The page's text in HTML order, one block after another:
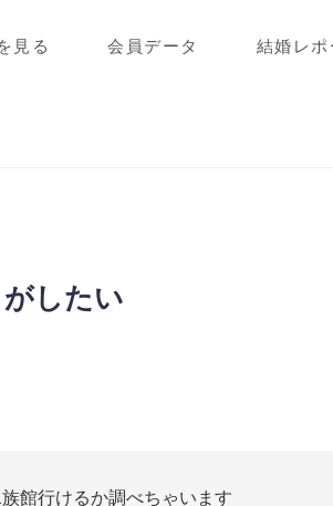
見る 会員データ 結婚レポ
したい
館行けるか調べちゃいます